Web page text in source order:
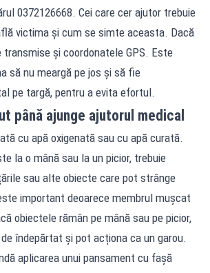
0372126668. Cei care cer ajutor trebuie
victima și cum se simte aceasta. Dacă
și coordonatele GPS. Este
să nu meargă pe jos și să fie
pe targă, pentru a evita efortul.
până ajunge ajutorul medical
cu apă oxigenată sau cu apă curată.
la o mână sau la un picior, trebuie
sau alte obiecte care pot strânge
important deoarece membrul mușcat
obiectele rămân pe mână sau pe picior,
îndepărtat și pot acționa ca un garou.
aplicarea unui pansament cu fașă